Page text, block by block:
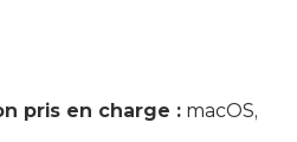
pris en charge : macOS,